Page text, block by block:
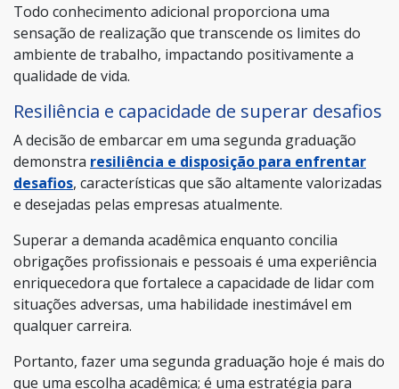
Todo conhecimento adicional proporciona uma
sensação de realização que transcende os limites do
ambiente de trabalho, impactando positivamente a
qualidade de vida.
Resiliência e capacidade de superar desafios
A decisão de embarcar em uma segunda graduação
demonstra resiliência e disposição para enfrentar
desafios, características que são altamente valorizadas
e desejadas pelas empresas atualmente.
Superar a demanda acadêmica enquanto concilia
obrigações profissionais e pessoais é uma experiência
enriquecedora que fortalece a capacidade de lidar com
situações adversas, uma habilidade inestimável em
qualquer carreira.
Portanto, fazer uma segunda graduação hoje é mais do
que uma escolha acadêmica; é uma estratégia para